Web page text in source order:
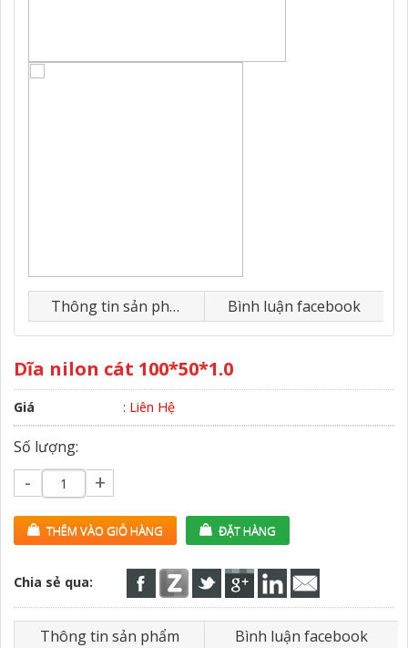
Thông tin sản phẩm Bình luận facebook
Dĩa nilon cát 100*50*1.0
Giá : Liên Hệ
Số lượng:
- +
THÊM VÀO GIỎ HÀNG ĐẶT HÀNG
Chia sẻ qua:
Thông tin sản phẩm Bình luận facebook